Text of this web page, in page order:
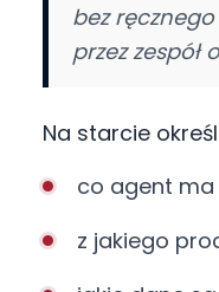
bez
przez zespół
Na starcie
co agent
z jakiego